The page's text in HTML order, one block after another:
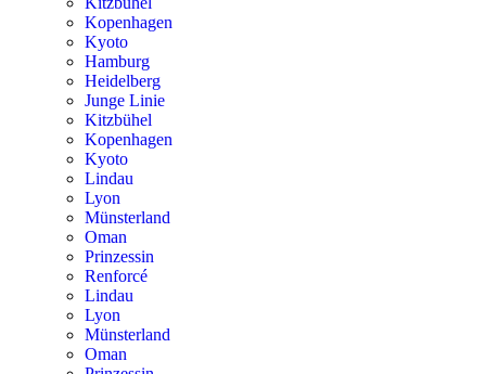
Kopenhagen
Kyoto
Hamburg
Heidelberg
Junge Linie
Kitzbühel
Kopenhagen
Kyoto
Lindau
Lyon
Münsterland
Oman
Prinzessin
Renforcé
Lindau
Lyon
Münsterland
Oman